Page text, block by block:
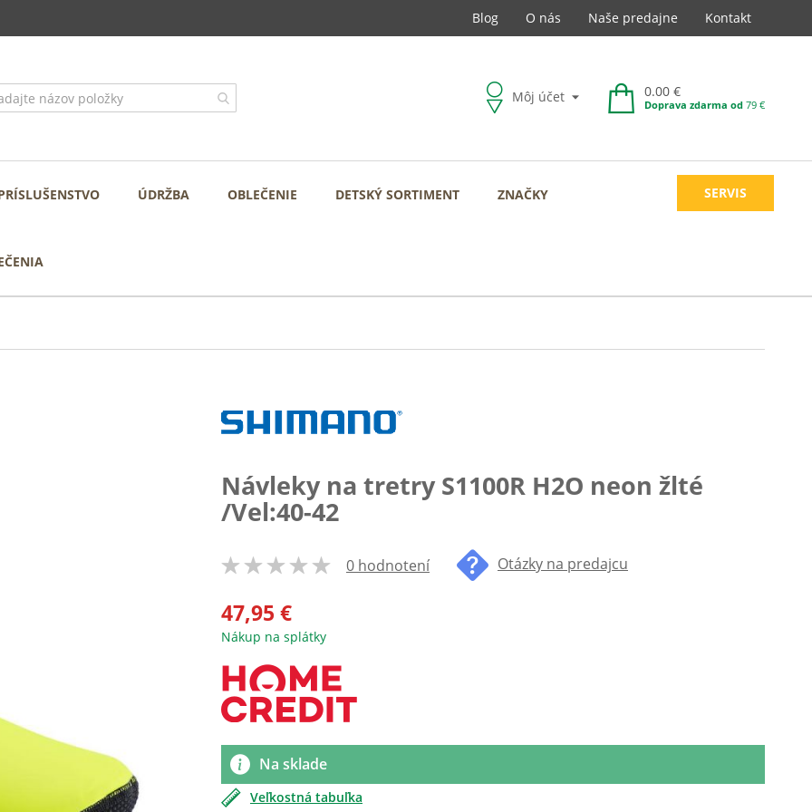
Blog O nás Naše predajne Kontakt
Môj účet 0.00 €
Doprava zdarma od 79 €
ÚDRŽBA OBLEČENIE DETSKÝ SORTIMENT ZNAČKY SERVIS
Návleky na tretry S1100R H2O neon žlté
/Vel:40-42
0 hodnotení Otázky na predajcu
47,95 €
Nákup na splátky
Na sklade
Veľkostná tabuľka